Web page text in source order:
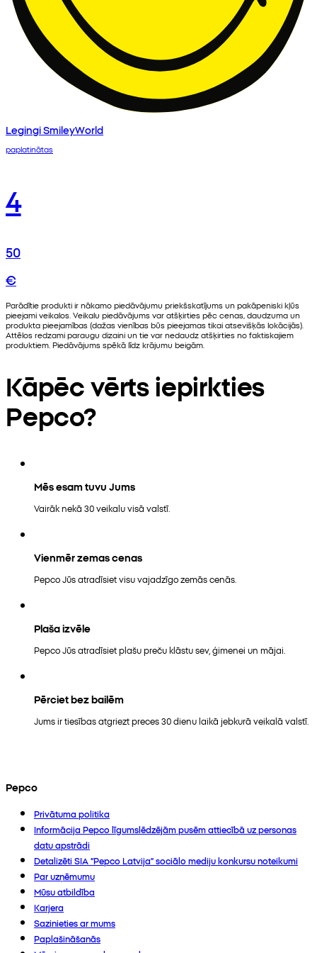
Legingi SmileyWorld
paplatinātas
4
50
€
Parādītie produkti ir nākamo piedāvājumu priekšskatījums un pakāpeniski kļūs
pieejami veikalos. Veikalu piedāvājums var atšķirties pēc cenas, daudzuma un
produkta pieejamības (dažas vienības būs pieejamas tikai atsevišķās lokācijās).
Attēlos redzami paraugu dizaini un tie var nedaudz atšķirties no faktiskajiem
produktiem. Piedāvājums spēkā līdz krājumu beigām.
Kāpēc vērts iepirkties
Pepco?
Mēs esam tuvu Jums
Vairāk nekā 30 veikalu visā valstī.
Vienmēr zemas cenas
Pepco Jūs atradīsiet visu vajadzīgo zemās cenās.
Plaša izvēle
Pepco Jūs atradīsiet plašu preču klāstu sev, ģimenei un mājai.
Pērciet bez bailēm
Jums ir tiesības atgriezt preces 30 dienu laikā jebkurā veikalā valstī.
Pepco
Privātuma politika
Informācija Pepco līgumslēdzējām pusēm attiecībā uz personas
datu apstrādi
Detalizēti SIA “Pepco Latvija” sociālo mediju konkursu noteikumi
Par uzņēmumu
Mūsu atbildība
Karjera
Sazinieties ar mums
Paplašināšanās